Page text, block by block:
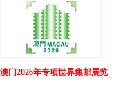
澳门2026年专项世界集邮展览